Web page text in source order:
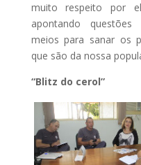
muito respeito por
apontando questões
meios para sanar os
que são da nossa
“Blitz do cerol”